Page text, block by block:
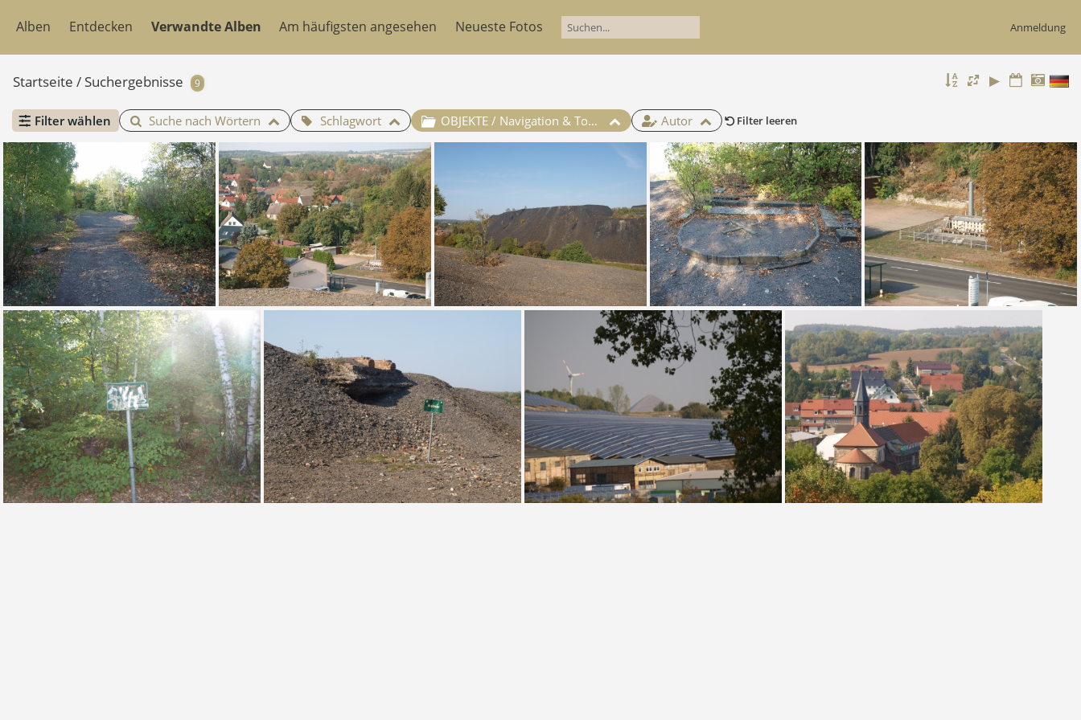
Alben Entdecken Verwandte Alben Am häufigsten angesehen Neueste Fotos Anmeldung
Startseite / Suchergebnisse 9
Filter wählen Suche nach Wörtern Schlagwort OBJEKTE / Navigation & Touren / TOUR 4 - Eine Wanderung zu den Otto-Schächten / TEILSTRECKE 3 Autor Filter leeren
Hebener-Weg auf dem Haldenplateau Otto-Schacht (Foto Sauerzapfe 2018) Erdmannschacht in Wimmelburg (Foto Sauerzapfe 2018) Am Hebener-Weg auf der Halde (Foto Sauerzapfe 2018)